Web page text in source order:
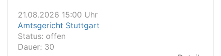
Dauer: 30
21.08.2026 14:30 Uhr
Amtsgericht Ulm